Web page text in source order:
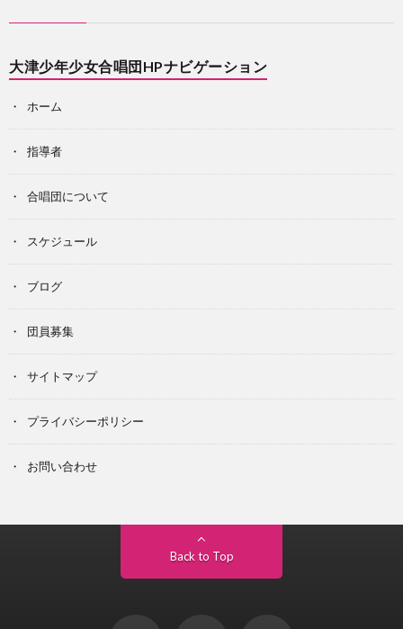
大津少年少女合唱団HPナビゲーション
ホーム
指導者
合唱団について
スケジュール
ブログ
団員募集
サイトマップ
プライバシーポリシー
お問い合わせ
Back to Top